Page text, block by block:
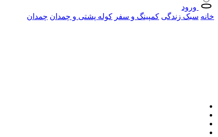
ورود
خانه سبک زندگی کمپینگ و سفر کوله پشتی و چمدان چمدان